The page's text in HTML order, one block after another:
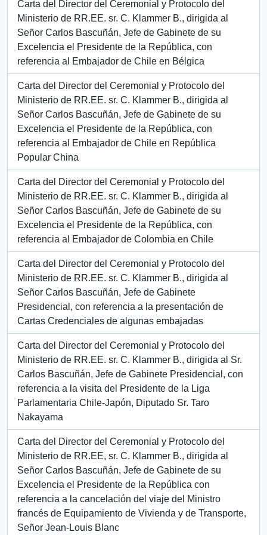
Carta del Director del Ceremonial y Protocolo del
Ministerio de RR.EE. sr. C. Klammer B., dirigida al
Señor Carlos Bascuñán, Jefe de Gabinete de su
Excelencia el Presidente de la República, con
referencia al Embajador de Chile en Bélgica
Carta del Director del Ceremonial y Protocolo del
Ministerio de RR.EE. sr. C. Klammer B., dirigida al
Señor Carlos Bascuñán, Jefe de Gabinete de su
Excelencia el Presidente de la República, con
referencia al Embajador de Chile en República
Popular China
Carta del Director del Ceremonial y Protocolo del
Ministerio de RR.EE. sr. C. Klammer B., dirigida al
Señor Carlos Bascuñán, Jefe de Gabinete de su
Excelencia el Presidente de la República, con
referencia al Embajador de Colombia en Chile
Carta del Director del Ceremonial y Protocolo del
Ministerio de RR.EE. sr. C. Klammer B., dirigida al
Señor Carlos Bascuñán, Jefe de Gabinete
Presidencial, con referencia a la presentación de
Cartas Credenciales de algunas embajadas
Carta del Director del Ceremonial y Protocolo del
Ministerio de RR.EE. sr. C. Klammer B., dirigida al Sr.
Carlos Bascuñán, Jefe de Gabinete Presidencial, con
referencia a la visita del Presidente de la Liga
Parlamentaria Chile-Japón, Diputado Sr. Taro
Nakayama
Carta del Director del Ceremonial y Protocolo del
Ministerio de RR.EE, sr. C. Klammer B., dirigida al
Señor Carlos Bascuñán, Jefe de Gabinete de su
Excelencia el Presidente de la República con
referencia a la cancelación del viaje del Ministro
francés de Equipamiento de Vivienda y de Transporte,
Señor Jean-Louis Blanc